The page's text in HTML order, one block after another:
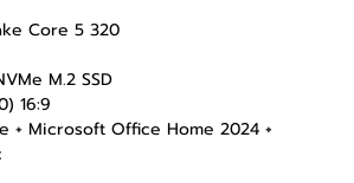
Core 5 320
M.2 SSD
16:9
+ Microsoft Office Home 2024 +